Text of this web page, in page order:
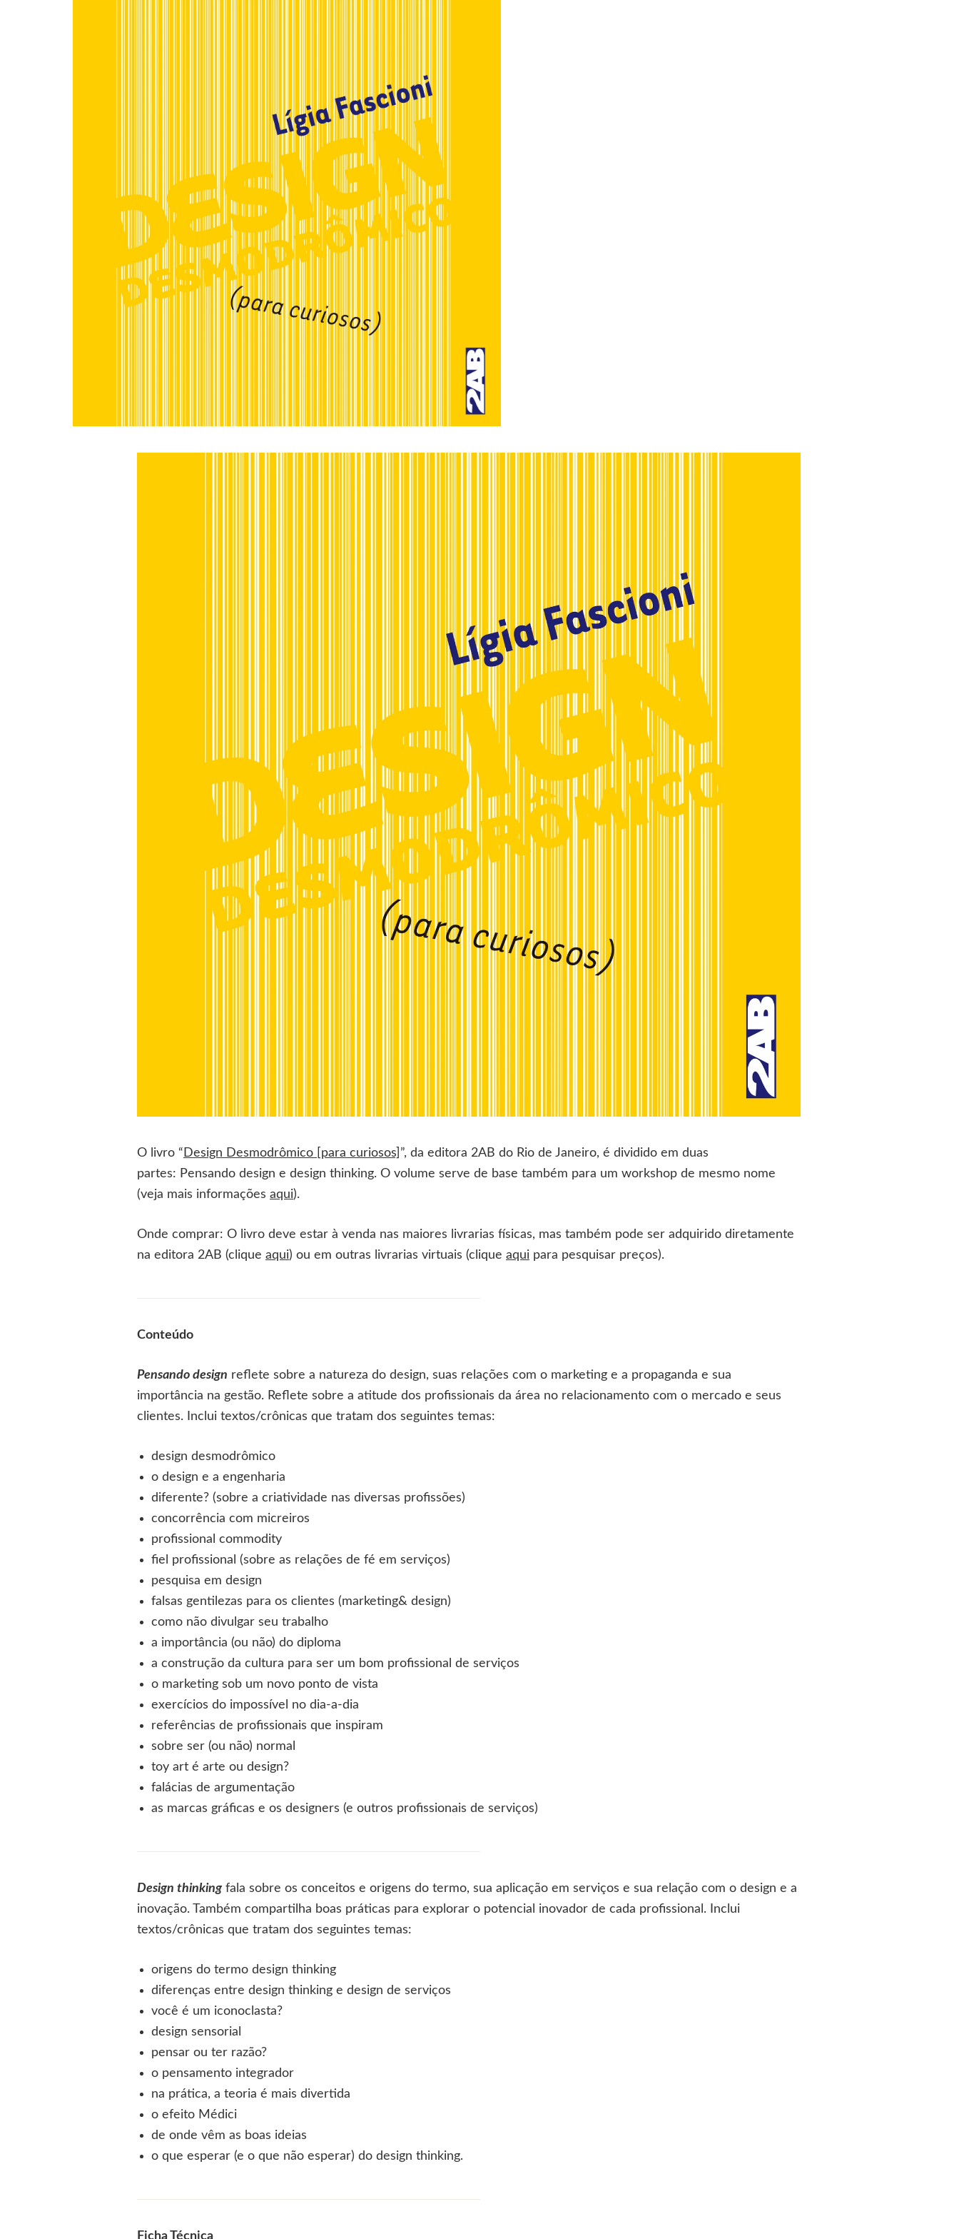
O livro “ Design Desmodrômico [para curiosos] ”, da editora 2AB do Rio de Janeiro, é dividido em duas
partes: Pensando design e design thinking. O volume serve de base também para um workshop de mesmo nome
(veja mais informações aqui).
Onde comprar: O livro deve estar à venda nas maiores livrarias físicas, mas também pode ser adquirido diretamente
na editora 2AB (clique aqui) ou em outras livrarias virtuais (clique aqui para pesquisar preços).
Conteúdo
Pensando design reflete sobre a natureza do design, suas relações com o marketing e a propaganda e sua
importância na gestão. Reflete sobre a atitude dos profissionais da área no relacionamento com o mercado e seus
clientes. Inclui textos/crônicas que tratam dos seguintes temas:
design desmodrômico
o design e a engenharia
diferente? (sobre a criatividade nas diversas profissões)
concorrência com micreiros
profissional commodity
fiel profissional (sobre as relações de fé em serviços)
pesquisa em design
falsas gentilezas para os clientes (marketing& design)
como não divulgar seu trabalho
a importância (ou não) do diploma
a construção da cultura para ser um bom profissional de serviços
o marketing sob um novo ponto de vista
exercícios do impossível no dia-a-dia
referências de profissionais que inspiram
sobre ser (ou não) normal
toy art é arte ou design?
falácias de argumentação
as marcas gráficas e os designers (e outros profissionais de serviços)
Design thinkingfala sobre os conceitos e origens do termo, sua aplicação em serviços e sua relação com o design e a
inovação. Também compartilha boas práticas para explorar o potencial inovador de cada profissional. Inclui
textos/crônicas que tratam dos seguintes temas:
origens do termo design thinking
diferenças entre design thinking e design de serviços
você é um iconoclasta?
design sensorial
pensar ou ter razão?
o pensamento integrador
na prática, a teoria é mais divertida
o efeito Médici
de onde vêm as boas ideias
o que esperar (e o que não esperar) do design thinking.
Ficha Técnica